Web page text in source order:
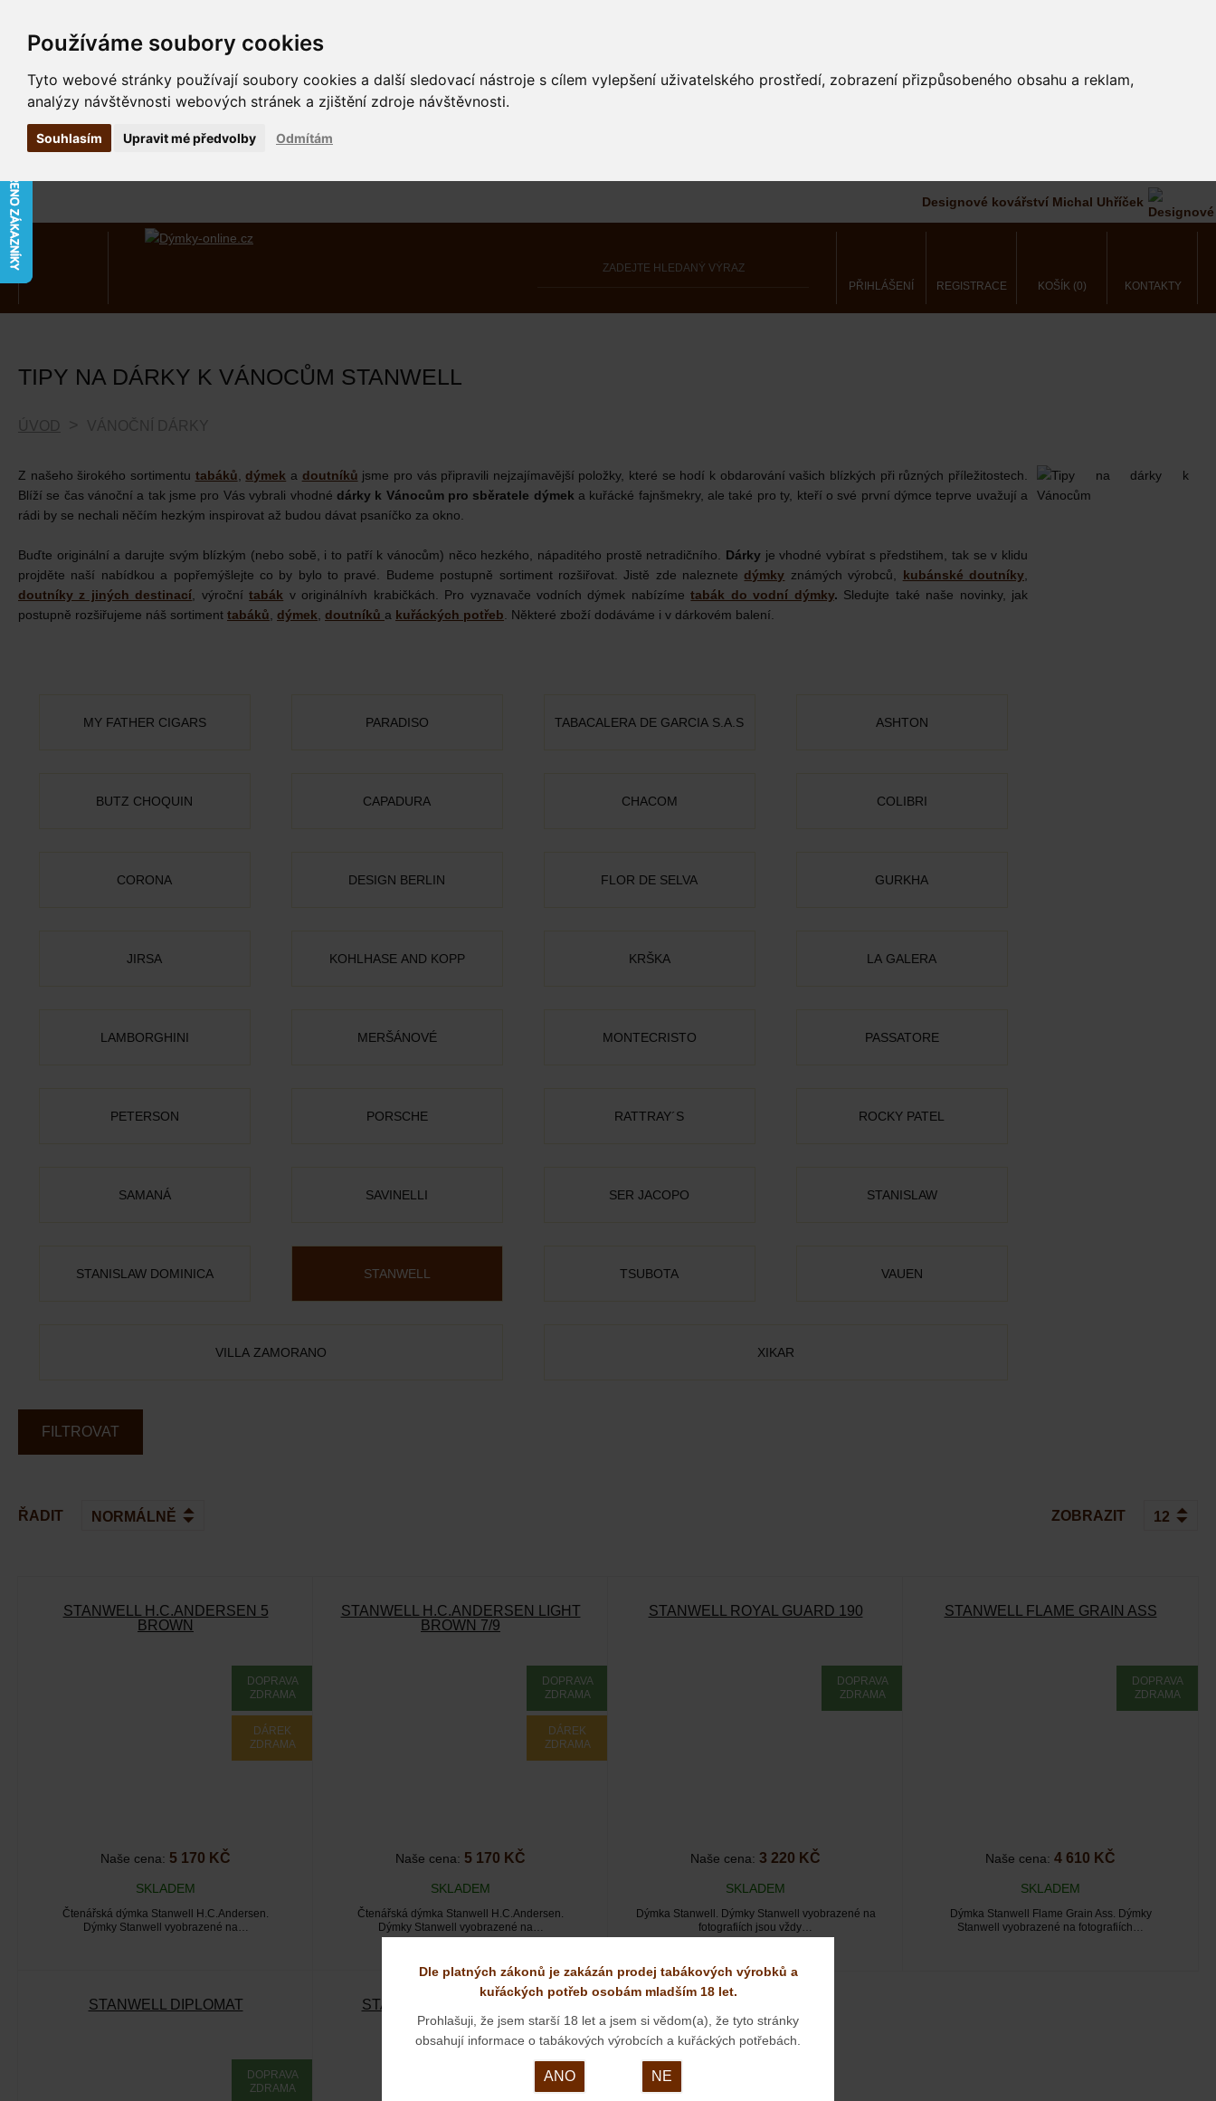
Používáme soubory cookies
Tyto webové stránky používají soubory cookies a další sledovací nástroje s cílem vylepšení uživatelského prostředí, zobrazení přizpůsobeného obsahu a reklam,
analýzy návštěvnosti webových stránek a zjištění zdroje návštěvnosti.
Souhlasím Odmítám
Upravit mé předvolby
Designové kovářství Michal Uhříček
PŘIHLÁŠENÍ REGISTRACE KOŠÍK (0) KONTAKTY
TIPY NA DÁRKY K VÁNOCŮM STANWELL
ÚVOD VÁNOČNÍ DÁRKY
Z našeho širokého sortimentu tabáků ,dýmek a doutníků jsme pro vás připravili nejzajímavější položky, které se hodí k obdarování vašich blízkých při různých příležitostech.
Blíží se čas vánoční a tak jsme pro Vás vybrali vhodné dárky k Vánocům pro sběratele dýmek a kuřácké fajnšmekry, ale také pro ty, kteří o své první dýmce teprve uvažují a
rádi by se nechali něčím hezkým inspirovat až budou dávat psaníčko za okno.
Buďte originální a darujte svým blízkým (nebo sobě, i to patří k vánocům) něco hezkého, nápaditého prostě netradičního. Dárky je vhodné vybírat s předstihem, tak se v klidu
projděte naší nabídkou a popřemýšlejte co by bylo to pravé. Budeme postupně sortiment rozšiřovat. Jistě zde naleznetedýmky známých výrobců, kubánské doutníky
doutníky z jiných destinací , výročnítabák v originálnívh krabičkách. Pro vyznavače vodních dýmek nabízímetabák do vodní dýmky. Sledujte také naše novinky, jak
postupně rozšiřujeme náš sortiment tabáků dýmek doutníků a kuřáckých potřeb . Některé zboží dodáváme i v dárkovém balení.
MY FATHER CIGARS PARADISO TABACALERA DE GARCIA S.A.S ASHTON
BUTZ CHOQUIN CAPADURA CHACOM COLIBRI
CORONA DESIGN BERLIN FLOR DE SELVA GURKHA
JIRSA KOHLHASE AND KOPP KRŠKA LA GALERA
LAMBORGHINI MERŠÁNOVÉ MONTECRISTO PASSATORE
PETERSON PORSCHE RATTRAY´S ROCKY PATEL
SAMANÁ SAVINELLI SER JACOPO STANISLAW
STANISLAW DOMINICA STANWELL TSUBOTA VAUEN
VILLA ZAMORANO XIKAR
FILTROVAT
ŘADIT ZOBRAZIT
STANWELL H.C.ANDERSEN 5
BROWN
DOPRAVA
ZDRAMA
DÁREK
ZDRAMA
Naše cena: 5 170 KČ
SKLADEM
Čtenářská dýmka Stanwell H.C.Andersen.
Dýmky Stanwell vyobrazené na…
STANWELL H.C.ANDERSEN LIGHT
BROWN 7/9
DOPRAVA
ZDRAMA
DÁREK
ZDRAMA
Naše cena: 5 170 KČ
SKLADEM
Čtenářská dýmka Stanwell H.C.Andersen.
Dýmky Stanwell vyobrazené na…
STANWELL ROYAL GUARD 190
DOPRAVA
ZDRAMA
Naše cena: 3 220 KČ
SKLADEM
Dýmka Stanwell. Dýmky Stanwell vyobrazené na
fotografiích jsou vždy…
STANWELL FLAME GRAIN ASS
DOPRAVA
ZDRAMA
Naše cena: 4 610 KČ
SKLADEM
Dýmka Stanwell Flame Grain Ass. Dýmky
Stanwell vyobrazené na fotografiích…
STANWELL DIPLOMAT
DOPRAVA
ZDRAMA
STANWELL COMPACT BR/22
Dle platných zákonů je zakázán prodej tabákových výrobků a
kuřáckých potřeb osobám mladším 18 let.
Prohlašuji, že jsem starší 18 let a jsem si vědom(a), že tyto stránky
obsahují informace o tabákových výrobcích a kuřáckých potřebách.
ANO NE